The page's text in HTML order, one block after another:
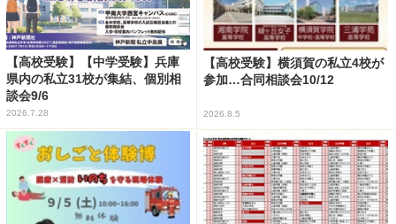
【高校受験】【中学受験】兵庫
県内の私立31校が集結、個別相
談会9/6
2026.7.28
【高校受験】横須賀の私立4校が
参加…合同相談会10/12
2026.8.5